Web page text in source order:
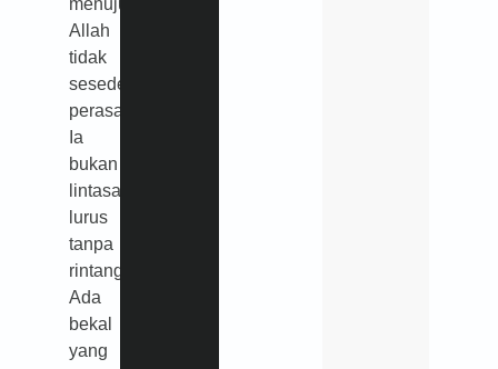
menuju
Allah
tidak
sesederhana
perasaan.
Ia
bukan
lintasan
lurus
tanpa
rintangan.
Ada
bekal
yang